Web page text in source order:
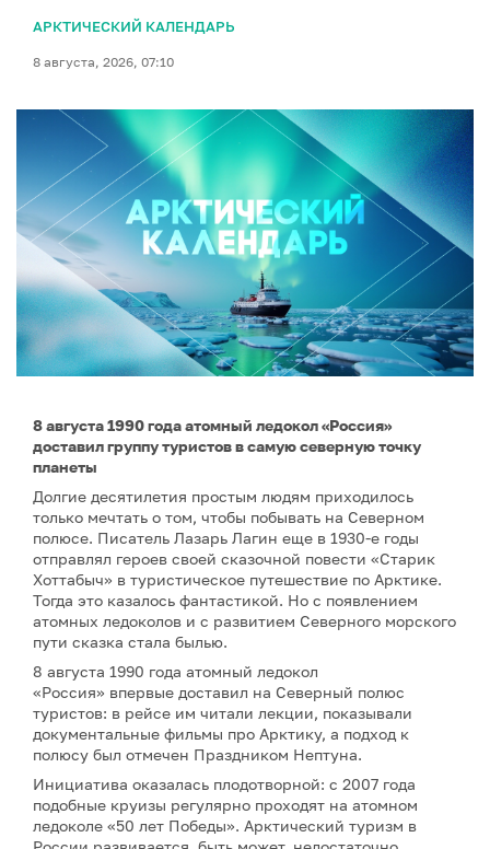
АРКТИЧЕСКИЙ КАЛЕНДАРЬ
8 августа, 2026, 07:10
8 августа 1990 года атомный ледокол «Россия»
доставил группу туристов в самую северную точку
планеты
Долгие десятилетия простым людям приходилось
только мечтать о том, чтобы побывать на Северном
полюсе. Писатель Лазарь Лагин еще в 1930-е годы
отправлял героев своей сказочной повести «Старик
Хоттабыч» в туристическое путешествие по Арктике.
Тогда это казалось фантастикой. Но с появлением
атомных ледоколов и с развитием Северного морского
пути сказка стала былью.
8 августа 1990 года атомный ледокол
«Россия» впервые доставил на Северный полюс
туристов: в рейсе им читали лекции, показывали
документальные фильмы про Арктику, а подход к
полюсу был отмечен Праздником Нептуна.
Инициатива оказалась плодотворной: с 2007 года
подобные круизы регулярно проходят на атомном
ледоколе «50 лет Победы». Арктический туризм в